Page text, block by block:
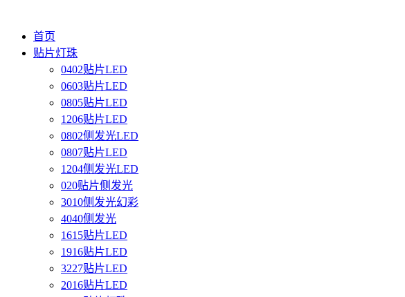
首页
贴片灯珠
0402贴片LED
0603贴片LED
0805贴片LED
1206贴片LED
0802侧发光LED
0807贴片LED
1204侧发光LED
020贴片侧发光
3010侧发光幻彩
4040侧发光
1615贴片LED
1916贴片LED
3227贴片LED
2016贴片LED